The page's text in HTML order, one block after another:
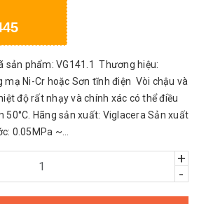
sản phẩm: VG141.1 Thương hiệu:
mạ Ni-Cr hoặc Sơn tĩnh điện Vòi chậu và
độ rất nhạy và chính xác có thể điều
50°C. Hãng sản xuất: Viglacera Sản xuất
0.05MPa ~...
+
-